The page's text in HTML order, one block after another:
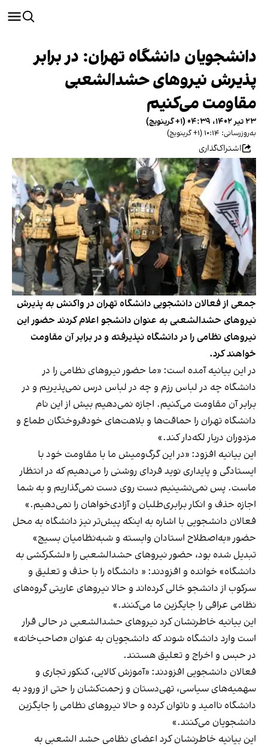
دانشجویان دانشگاه تهران: در برابر
پذیرش نیروهای حشدالشعبی
مقاومت می‌کنیم
۲۳ تیر ۱۴۰۲، ۰۴:۳۹ (‎+۱ گرینویچ)
به‌روزرسانی: ۱۰:۱۴ (‎+۱ گرینویچ)
اشتراک‌گذاری
جمعی از فعالان دانشجویی دانشگاه تهران در واکنش به پذیرش
نیروهای حشدالشعبی به عنوان دانشجو اعلام کردند حضور این
نیروهای نظامی را در دانشگاه نپذیرفته و در برابر آن مقاومت
خواهند کرد.
در این بیانیه آمده است: «ما حضور نیروهای نظامی را در
دانشگاه چه در لباس رزم و چه در لباس درس نمی‌پذیریم و در
برابر آن مقاومت می‌کنیم. اجازه نمی‌دهیم بیش از این نام
دانشگاه تهران را حماقت‌ها و بلاهت‌های خودفروختگان طماع و
مزدوران دربار لکه‌دار کند.»
این بیانیه افزود: «در این گرگ‌ومیش ما با مقاومت خود با
ایستادگی و پایداری نوید فردای روشنی را می‌دهیم که در انتظار
ماست. پس نمی‌نشینیم دست روی دست نمی‌گذاریم و به شما
اجازه حذف و انکار برابری‌‌طلبان و آزادی‌خواهان را نمی‌دهیم.»
فعالان دانشجویی با اشاره به اینکه پیش‌تر نیز دانشگاه به محل
حضور «به‌اصطلاح استادان وابسته و شبه‌نظامیان بسیج»
تبدیل شده بود، حضور نیروهای حشدالشعبی را «لشکرکشی به
دانشگاه» خوانده و افزودند: « دانشگاه را با حذف و تعلیق و
سرکوب از دانشجو خالی کرده‌اند و حالا نیروهای عاریتی گروه‌های
‌نظامی عراقی را جایگزین ما می‌کنند.»
این بیانیه خاطرنشان کرد نیروهای حشدالشعبی در حالی قرار
است وارد دانشگاه شوند که دانشجویان به عنوان «صاحب‌خانه»
در حبس و اخراج و تعلیق هستند.
فعالان دانشجویی افزودند: «آموزش‌ کالایی، کنکور تجاری و
سهمیه‌های سیاسی، تهی‌دستان و زحمت‌کشان را حتی از ورود به
دانشگاه ناامید و ناتوان کرده و حالا نیروهای نظامی را جایگزین
دانشجویان می‌کنند.»
این بیانیه خاطرنشان کرد اعضای نظامی حشد الشعبی به